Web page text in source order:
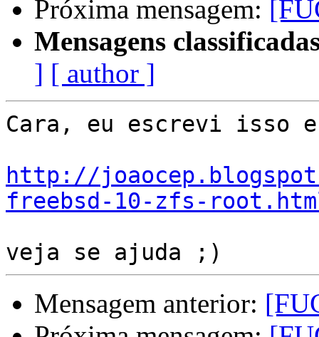
Próxima mensagem:
Mensagens
] [ author ]
Cara, eu escrevi isso
http://
freebsd-10-zfs-
Mensagem anterior: